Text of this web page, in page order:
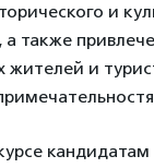
и
а также
жителей и